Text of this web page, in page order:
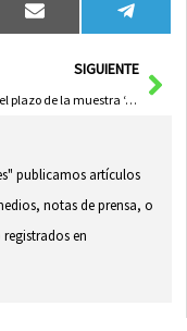
Compartir
en
Email
en
SIGUIENTE
Ampliado el plazo de la muestra ‘Jules Worms. Costumbrismo e indumentaria en el Toledo del XIX’ en el Museo de Santa Cruz
publicamos artículos
notas de prensa, o
en